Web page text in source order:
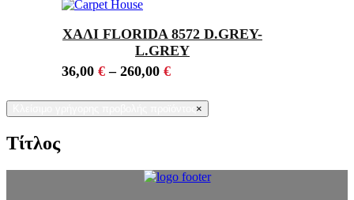
ΧΑΛΙ FLORIDA 8572 D.GREY-
L.GREY
36,00 €– 260,00 €
×
Τίτλος